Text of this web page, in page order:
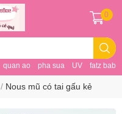
quan ao pha sua UV fatz baby
0
/ Nous mũ có tai gấu kẻ